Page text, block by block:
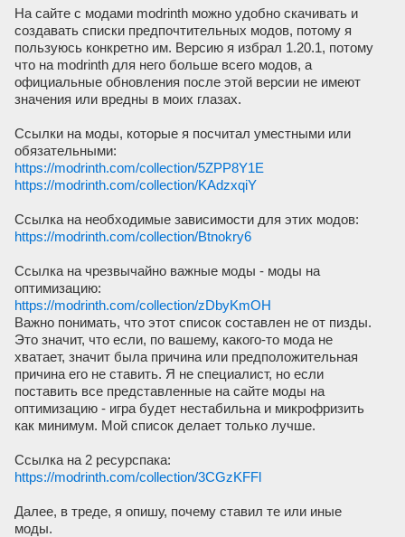
На сайте с модами modrinth можно удобно скачивать и
создавать списки предпочтительных модов, потому я
пользуюсь конкретно им. Версию я избрал 1.20.1, потому
что на modrinth для него больше всего модов, а
официальные обновления после этой версии не имеют
значения или вредны в моих глазах.
Ссылки на моды, которые я посчитал уместными или
обязательными:
https://modrinth.com/collection/5ZPP8Y1E
https://modrinth.com/collection/KAdzxqiY
Ссылка на необходимые зависимости для этих модов:
https://modrinth.com/collection/Btnokry6
Ссылка на чрезвычайно важные моды - моды на
оптимизацию:
https://modrinth.com/collection/zDbyKmOH
Важно понимать, что этот список составлен не от пизды.
Это значит, что если, по вашему, какого-то мода не
хватает, значит была причина или предположительная
причина его не ставить. Я не специалист, но если
поставить все представленные на сайте моды на
оптимизацию - игра будет нестабильна и микрофризить
как минимум. Мой список делает только лучше.
Ссылка на 2 ресурспака:
https://modrinth.com/collection/3CGzKFFl
Далее, в треде, я опишу, почему ставил те или иные
моды.